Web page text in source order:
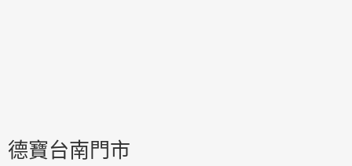
德寶台南門市